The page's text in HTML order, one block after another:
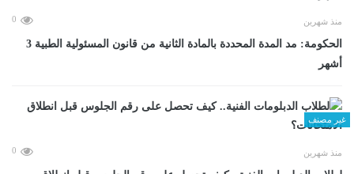
منذ شهرين 0
الحكومة: مد المدة المحددة بالمادة الثانية من قانون المسئولية الطبية 3
أشهر
غير مصنف
منذ شهرين 0